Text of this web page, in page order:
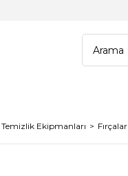
Ekipmanları Fırçalar